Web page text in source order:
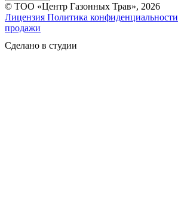
© ТОО «Центр Газонных Трав», 2026
Лицензия Политика конфиденциальности
продажи
Сделано в студии